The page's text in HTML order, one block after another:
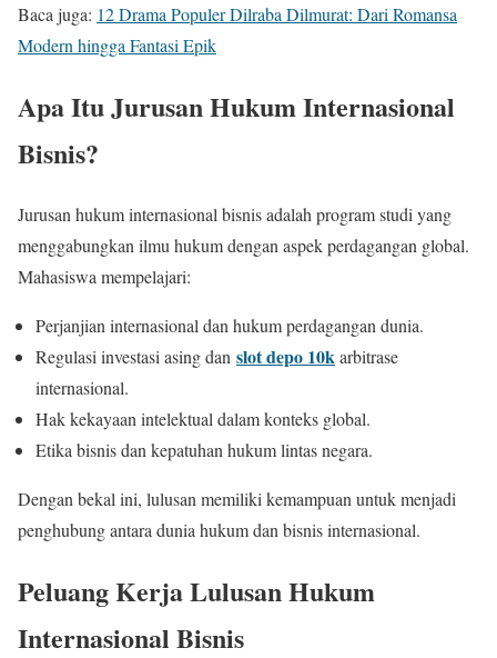
Baca juga: 12 Drama Populer Dilraba Dilmurat: Dari Romansa
Modern hingga Fantasi Epik
Apa Itu Jurusan Hukum Internasional
Bisnis?
Jurusan hukum internasional bisnis adalah program studi yang
menggabungkan ilmu hukum dengan aspek perdagangan global.
Mahasiswa mempelajari:
Perjanjian internasional dan hukum perdagangan dunia.
Regulasi investasi asing dan slot depo 10karbitrase
internasional.
Hak kekayaan intelektual dalam konteks global.
Etika bisnis dan kepatuhan hukum lintas negara.
Dengan bekal ini, lulusan memiliki kemampuan untuk menjadi
penghubung antara dunia hukum dan bisnis internasional.
Peluang Kerja Lulusan Hukum
Internasional Bisnis